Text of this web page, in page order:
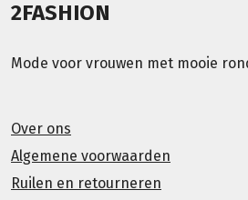
2FASHION
Mode voor vrouwen met mooie
Over ons
Algemene voorwaarden
Ruilen en retourneren